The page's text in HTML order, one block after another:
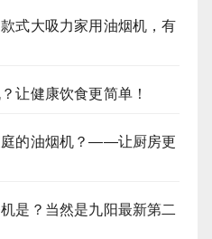
式大吸力家用油烟机，有
让健康饮食更简单！
庭的油烟机？——让厨房更
是？当然是九阳最新第二